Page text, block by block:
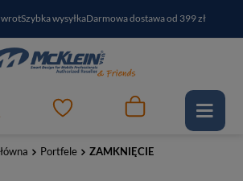
Szybka wysyłkaDarmowa dostawa od 399 zł
za30 dniZapisz się do newslettera i odbierz RABAT
Portfele ZAMKNIĘCIE